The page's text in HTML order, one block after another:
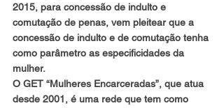
2015, para concessão de indulto e
comutação de penas, vem pleitear que a
concessão de indulto e de comutação tenha
como parâmetro as especificidades da
mulher.
O GET “Mulheres Encarceradas”, que atua
desde 2001, é uma rede que tem como